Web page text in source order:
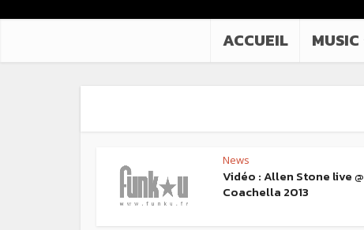
ACCUEIL MUSIC
News
Vidéo : Allen Stone live @
Coachella 2013